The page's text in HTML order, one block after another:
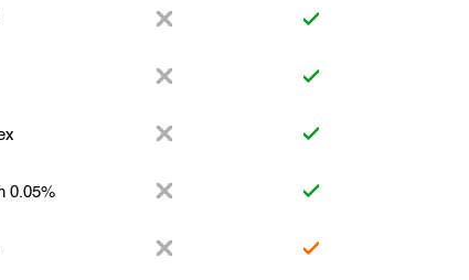
0.05%